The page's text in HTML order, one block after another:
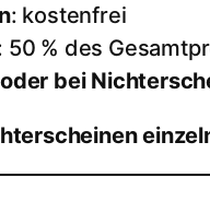
: kostenfrei
50 % des
bei